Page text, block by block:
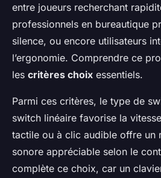
entre joueurs recherchant
professionnels en bureautique
silence, ou encore utilisateurs
l’ergonomie. Comprendre ce
les critères choix essentiels.
Parmi ces critères, le type de
switch linéaire favorise la
tactile ou à clic audible offre un
sonore appréciable selon le
complète ce choix, car un